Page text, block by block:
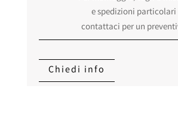
e spedizioni particolari
contattaci per un
Chiedi info